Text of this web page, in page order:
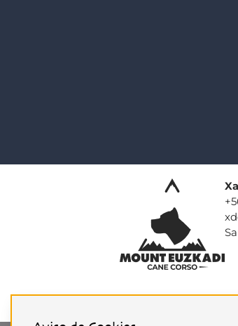
Términos y